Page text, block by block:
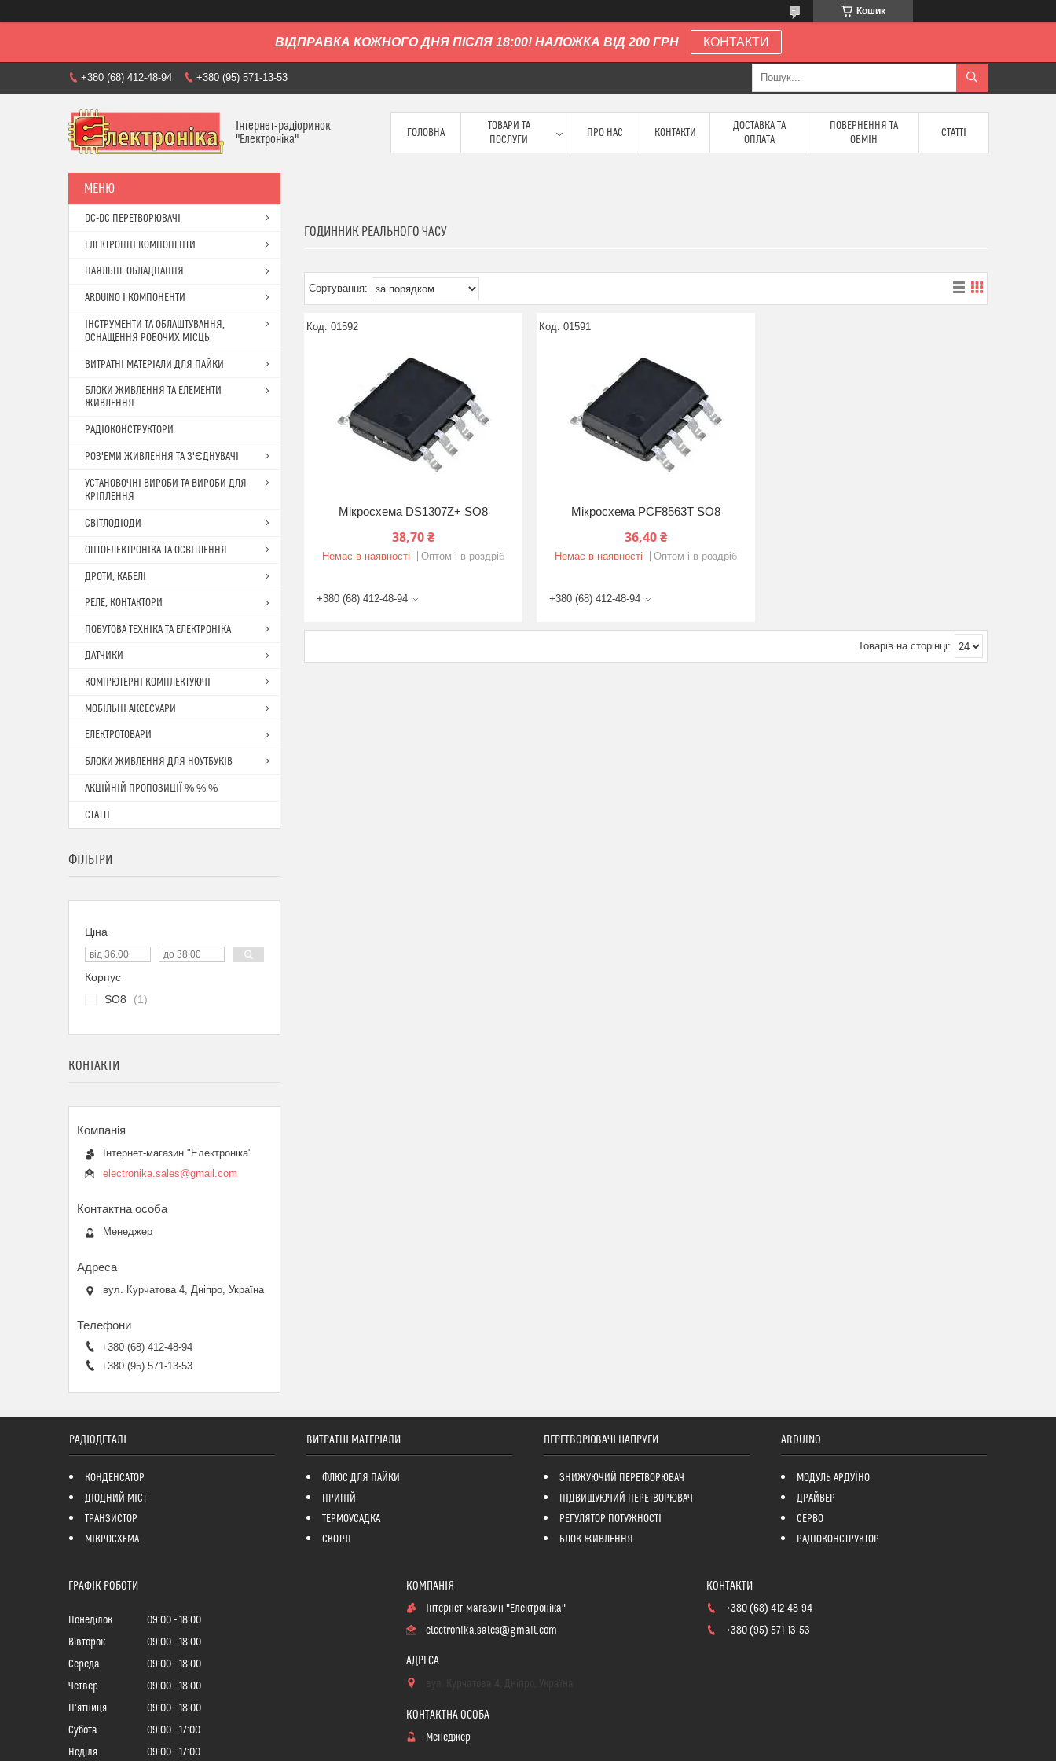
Кошик
ВІДПРАВКА КОЖНОГО ДНЯ ПІСЛЯ 18:00! НАЛОЖКА ВІД 200 ГРН КОНТАКТИ
+380 (68) 412-48-94 +380 (95) 571-13-53
Інтернет-радіоринок
"Електроніка"
ГОЛОВНА
ТОВАРИ ТА
ПОСЛУГИ
ПРО НАС КОНТАКТИ
ДОСТАВКА ТА
ОПЛАТА
ПОВЕРНЕННЯ ТА
ОБМІН
СТАТТІ
ГОДИННИК РЕАЛЬНОГО ЧАСУ
01592
Мікросхема DS1307Z+ SO8
38,70 ₴
Немає в наявності Оптом і в роздріб
+380 (68) 412-48-94
01591
Мікросхема PCF8563T SO8
36,40 ₴
Немає в наявності Оптом і в роздріб
+380 (68) 412-48-94
DC-DC ПЕРЕТВОРЮВАЧІ
ЕЛЕКТРОННІ КОМПОНЕНТИ
ПАЯЛЬНЕ ОБЛАДНАННЯ
ARDUINO І КОМПОНЕНТИ
ІНСТРУМЕНТИ ТА ОБЛАШТУВАННЯ,
ОСНАЩЕННЯ РОБОЧИХ МІСЦЬ
ВИТРАТНІ МАТЕРІАЛИ ДЛЯ ПАЙКИ
БЛОКИ ЖИВЛЕННЯ ТА ЕЛЕМЕНТИ
ЖИВЛЕННЯ
РАДІОКОНСТРУКТОРИ
РОЗ'ЕМИ ЖИВЛЕННЯ ТА З'ЄДНУВАЧІ
УСТАНОВОЧНІ ВИРОБИ ТА ВИРОБИ ДЛЯ
КРІПЛЕННЯ
СВІТЛОДІОДИ
ОПТОЕЛЕКТРОНІКА ТА ОСВІТЛЕННЯ
ДРОТИ, КАБЕЛІ
РЕЛЕ, КОНТАКТОРИ
ПОБУТОВА ТЕХНІКА ТА ЕЛЕКТРОНІКА
ДАТЧИКИ
КОМП'ЮТЕРНІ КОМПЛЕКТУЮЧІ
МОБІЛЬНІ АКСЕСУАРИ
ЕЛЕКТРОТОВАРИ
БЛОКИ ЖИВЛЕННЯ ДЛЯ НОУТБУКІВ
АКЦІЙНІЙ ПРОПОЗИЦІЇ % % %
СТАТТІ
ФІЛЬТРИ
Ціна
Корпус
SO8
1
КОНТАКТИ
Інтернет-магазин "Електроніка"
electronika.sales@gmail.com
Менеджер
вул. Курчатова 4, Дніпро, Україна
+380 (68) 412-48-94
+380 (95) 571-13-53
РАДІОДЕТАЛІ
КОНДЕНСАТОР
ДІОДНИЙ МІСТ
ТРАНЗИСТОР
МІКРОСХЕМА
ВИТРАТНІ МАТЕРІАЛИ
ФЛЮС ДЛЯ ПАЙКИ
ПРИПІЙ
ТЕРМОУСАДКА
СКОТЧІ
ПЕРЕТВОРЮВАЧІ НАПРУГИ
ЗНИЖУЮЧИЙ ПЕРЕТВОРЮВАЧ
ПІДВИЩУЮЧИЙ ПЕРЕТВОРЮВАЧ
РЕГУЛЯТОР ПОТУЖНОСТІ
БЛОК ЖИВЛЕННЯ
ARDUINO
МОДУЛЬ АРДУЇНО
ДРАЙВЕР
СЕРВО
РАДІОКОНСТРУКТОР
ГРАФІК РОБОТИ
Понеділок 09:00
18:00
Вівторок
09:00
18:00
Середа
09:00
18:00
Четвер
09:00
18:00
Пʼятниця
09:00
18:00
Субота
09:00
17:00
Неділя
09:00 17:00
Інтернет-магазин "Електроніка"
electronika.sales@gmail.com
Менеджер
+380 (68) 412-48-94
+380 (95) 571-13-53